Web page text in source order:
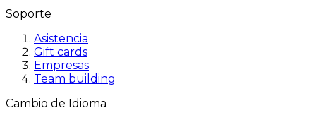
Soporte
Asistencia
Gift cards
Empresas
Team building
Cambio de Idioma